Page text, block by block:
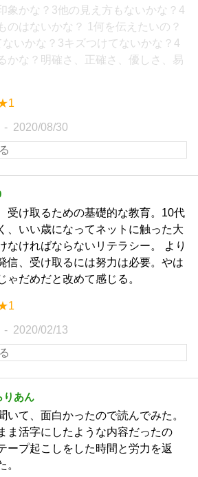
象かな？3他の見え方もないかな？4
のはないかな？ 1何を伝えたいの？
いかな？3キズつけてないかな？4
かな？明確さ、正確さ、優しさ、易
2020/08/30
受け取るための基礎的な教育。10代
、いい歳になってネットに触った大
なければならないリテラシー。 より
信、受け取るには努力は必要。やは
ゃだめだと改めて感じる。
2020/02/13
りあん
いて、面白かったので読んでみた。
ま活字にしたような内容だったの
ープ起こしをした時間と労力を返
。